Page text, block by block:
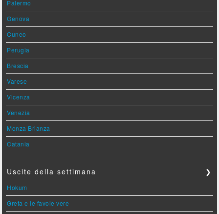
Palermo
Genova
Cuneo
Perugia
Brescia
Varese
Vicenza
Venezia
Monza Brianza
Catania
Uscite della settimana ❯
Hokum
Greta e le favole vere